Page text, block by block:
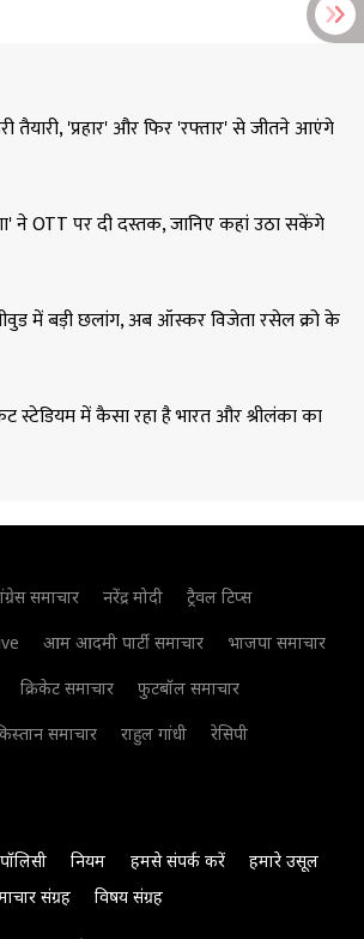
तैयारी, 'प्रहार' और फिर 'रफ्तार' से जीतने आएंगे
ने OTT पर दी दस्तक, जानिए कहां उठा सकेंगे
में बड़ी छलांग, अब ऑस्कर विजेता रसेल क्रो के
स्टेडियम में कैसा रहा है भारत और श्रीलंका का
समाचार नरेंद्र मोदी
ट्रैवल टिप्स
आम आदमी पार्टी समाचार
भाजपा समाचार
क्रिकेट समाचार
फुटबॉल समाचार
समाचार राहुल गांधी
रेसिपी
नियम हमसे संपर्क करें
हमारे उसूल
संग्रह विषय संग्रह